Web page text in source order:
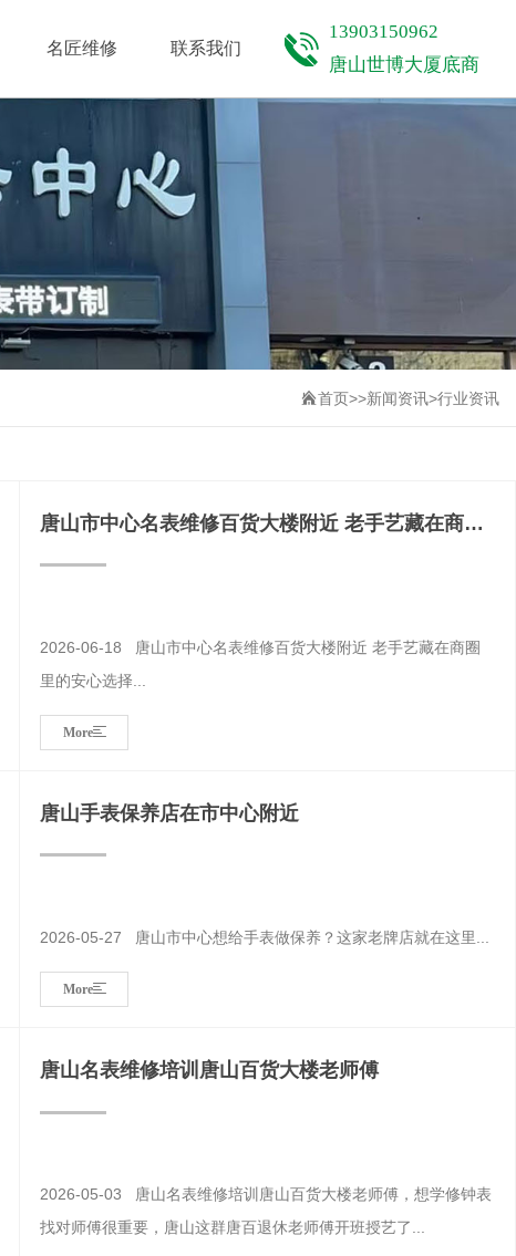
名匠维修 联系我们
13903150962
唐山世博大厦底商
首页>>新闻资讯>行业资讯
唐山市中心名表维修百货大楼附近 老手艺藏在商圈
里的安心选择
2026-06-18 唐山市中心名表维修百货大楼附近 老手艺藏在商圈
里的安心选择...
More
唐山手表保养店在市中心附近
2026-05-27 唐山市中心想给手表做保养？这家老牌店就在这里...
More
唐山名表维修培训唐山百货大楼老师傅
2026-05-03 唐山名表维修培训唐山百货大楼老师傅，想学修钟表
找对师傅很重要，唐山这群唐百退休老师傅开班授艺了...